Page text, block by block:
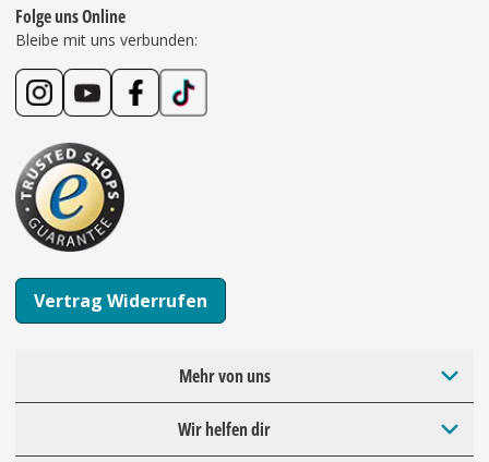
Folge uns Online
Bleibe mit uns verbunden:
Vertrag Widerrufen
Mehr von uns
Wir helfen dir